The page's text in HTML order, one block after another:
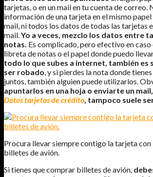
tarjetas, o en un mail en tu cuenta de correo.
información de una tarjeta en el mismo papel
mail, ni todos los datos de todas las tarjetas
mail. Yo a veces, mezclo los datos entre
notas. Es complicado, pero efectivo en
libreta de notas o el papel donde puedo
todo lo que subes a internet, también es
ser robado , y si pierdes la nota donde
juntos, también alguien puede utilizarlos.
apuntarlos en una hoja o enviarte un
Datos tarjetas de crédito , tampoco suele
Procura llevar siempre contigo la tarjeta con
billetes de avión.
Si tienes que comprar billetes de avión,